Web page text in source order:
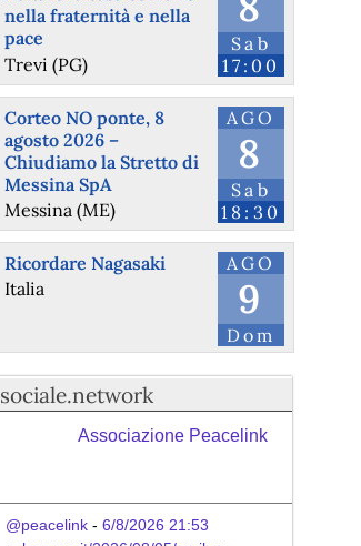
Sab
17:00
nella fraternità e nella
pace
Trevi (PG)
AGO
8
Sab
18:30
Corteo NO ponte, 8
agosto 2026 –
Chiudiamo la Stretto di
Messina SpA
Messina (ME)
AGO
9
Dom
Ricordare Nagasaki
Italia
sociale.network
Associazione Peacelink
@peacelink - 6/8/2026 21:53